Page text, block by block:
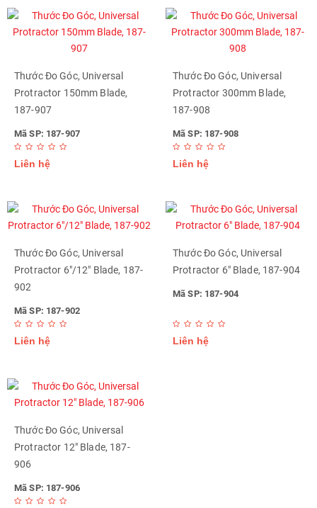
Thước Đo Góc, Universal
Protractor 150mm Blade,
187-907
Mã SP: 187-907
Liên hệ
Thước Đo Góc, Universal
Protractor 300mm Blade,
187-908
Mã SP: 187-908
Liên hệ
Thước Đo Góc, Universal
Protractor 6"/12" Blade, 187-
902
Mã SP: 187-902
Liên hệ
Thước Đo Góc, Universal
Protractor 6" Blade, 187-904
Mã SP: 187-904
Liên hệ
Thước Đo Góc, Universal
Protractor 12" Blade, 187-
906
Mã SP: 187-906